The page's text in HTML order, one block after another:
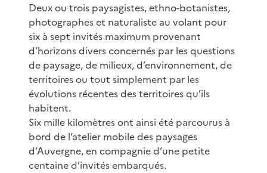
Deux ou trois paysagistes, ethno-botanistes,
photographes et naturaliste au volant pour
six à sept invités maximum provenant
d’horizons divers concernés par les questions
de paysage, de milieux, d’environnement, de
territoires ou tout simplement par les
évolutions récentes des territoires qu’ils
habitent.
Six mille kilomètres ont ainsi été parcourus à
bord de l’atelier mobile des paysages
d’Auvergne, en compagnie d’une petite
centaine d’invités embarqués.